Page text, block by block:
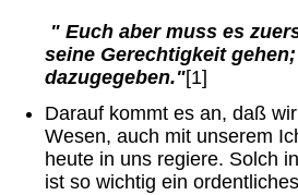
" Euch aber muss es
seine Gerechtigkeit
dazugegeben."[1]
Darauf kommt es an, daß
Wesen, auch mit unserem
heute in uns regiere. Solch
ist so wichtig ein